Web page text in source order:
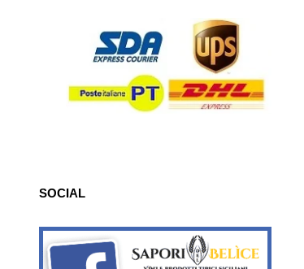
SOCIAL